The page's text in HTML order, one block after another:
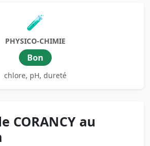
🧪
PHYSICO-CHIMIE
Bon
chlore, pH, dureté
CORANCY au